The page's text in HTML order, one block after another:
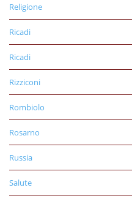
Religione
Ricadi
Ricadi
Rizziconi
Rombiolo
Rosarno
Russia
Salute